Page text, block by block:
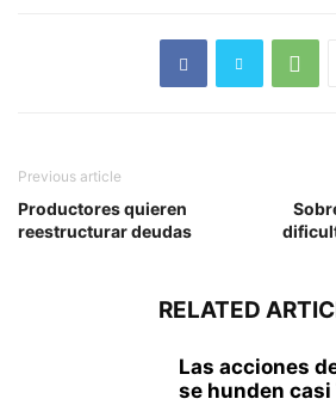
Previous article
Productores quieren
reestructurar deudas
RELATED
Las acciones
se hunden casi